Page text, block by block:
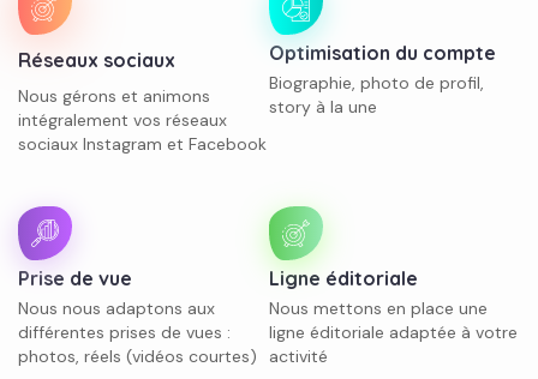
Réseaux sociaux
Nous gérons et animons
intégralement vos réseaux
sociaux Instagram et Facebook
Optimisation du compte
Biographie, photo de profil,
story à la une
Prise de vue
Nous nous adaptons aux
différentes prises de vues :
photos, réels (vidéos courtes)
Ligne éditoriale
Nous mettons en place une
ligne éditoriale adaptée à votre
activité